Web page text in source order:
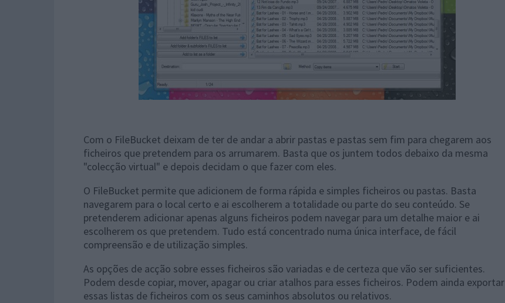
Com o FileBucket deixam de ter de andar a abrir pastas e pastas sem fim para chegarem aos
ficheiros que pretendem para os arrumarem. Basta que os juntem todos debaixo da mesma
"colecção virtual" e depois decidam o que fazer com eles.
O FileBucket permite que adicionem de forma rápida e simples ficheiros ou pastas. Basta
navegarem para o local certo e ai escolherem a totalidade ou parte do seu conteúdo. Se
pretenderem adicionar apenas alguns ficheiros podem navegar para um detalhe maior e ai
escolherem os que pretendem. Tudo está concentrado numa única interface, de fácil
compreensão e de utilização simples.
As opções de acção sobre esses ficheiros são variadas e de certeza que vão ser suficientes.
Podem desde copiar, mover, apagar ou criar atalhos para esses ficheiros. Podem ainda exportar
essas listas de ficheiros com os seus caminhos absolutos ou relativos.